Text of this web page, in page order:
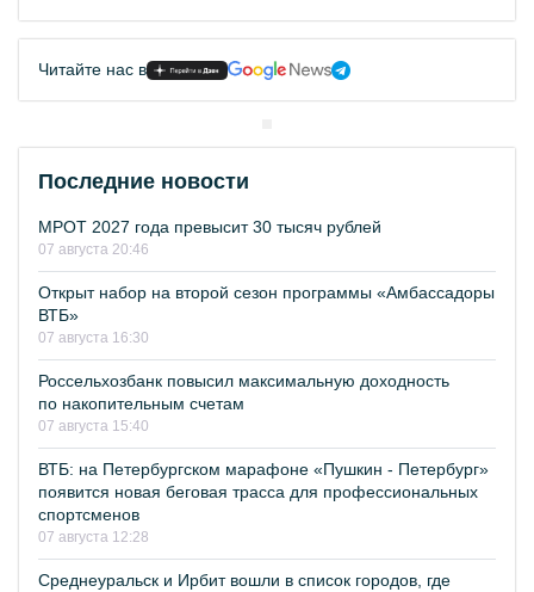
Читайте нас в
Последние новости
МРОТ 2027 года превысит 30 тысяч рублей
07 августа 20:46
Открыт набор на второй сезон программы «Амбассадоры
ВТБ»
07 августа 16:30
Россельхозбанк повысил максимальную доходность
по накопительным счетам
07 августа 15:40
ВТБ: на Петербургском марафоне «Пушкин - Петербург»
появится новая беговая трасса для профессиональных
спортсменов
07 августа 12:28
Среднеуральск и Ирбит вошли в список городов, где